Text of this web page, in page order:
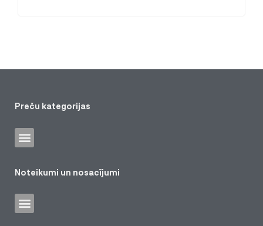
Preču kategorijas
Noteikumi un nosacījumi